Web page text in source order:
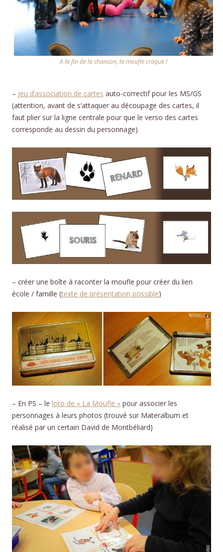
A la fin de la chanson, la moufle craque !
– jeu d’association de cartes auto-correctif pour les MS/GS
(attention, avant de s’attaquer au découpage des cartes, il
faut plier sur la ligne centrale pour que le verso des cartes
corresponde au dessin du personnage)
– créer une boîte à raconter la moufle pour créer du lien
école / famille (texte de présentation possible)
– En PS – le loto de « La Moufle » pour associer les
personnages à leurs photos (trouvé sur Materalbum et
réalisé par un certain David de Montbéliard)